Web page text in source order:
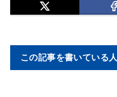
t r a
この記事を書いている人